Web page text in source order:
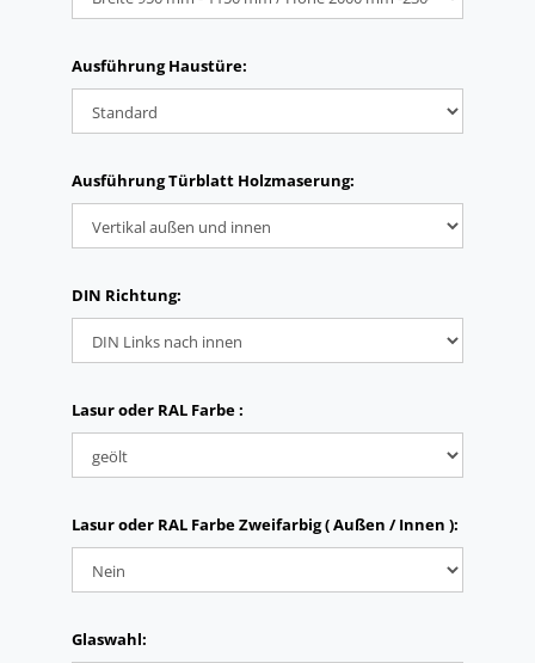
Ausführung Haustüre:
Ausführung Türblatt Holzmaserung:
DIN Richtung:
Lasur oder RAL Farbe :
Lasur oder RAL Farbe Zweifarbig ( Außen / Innen ):
Glaswahl: